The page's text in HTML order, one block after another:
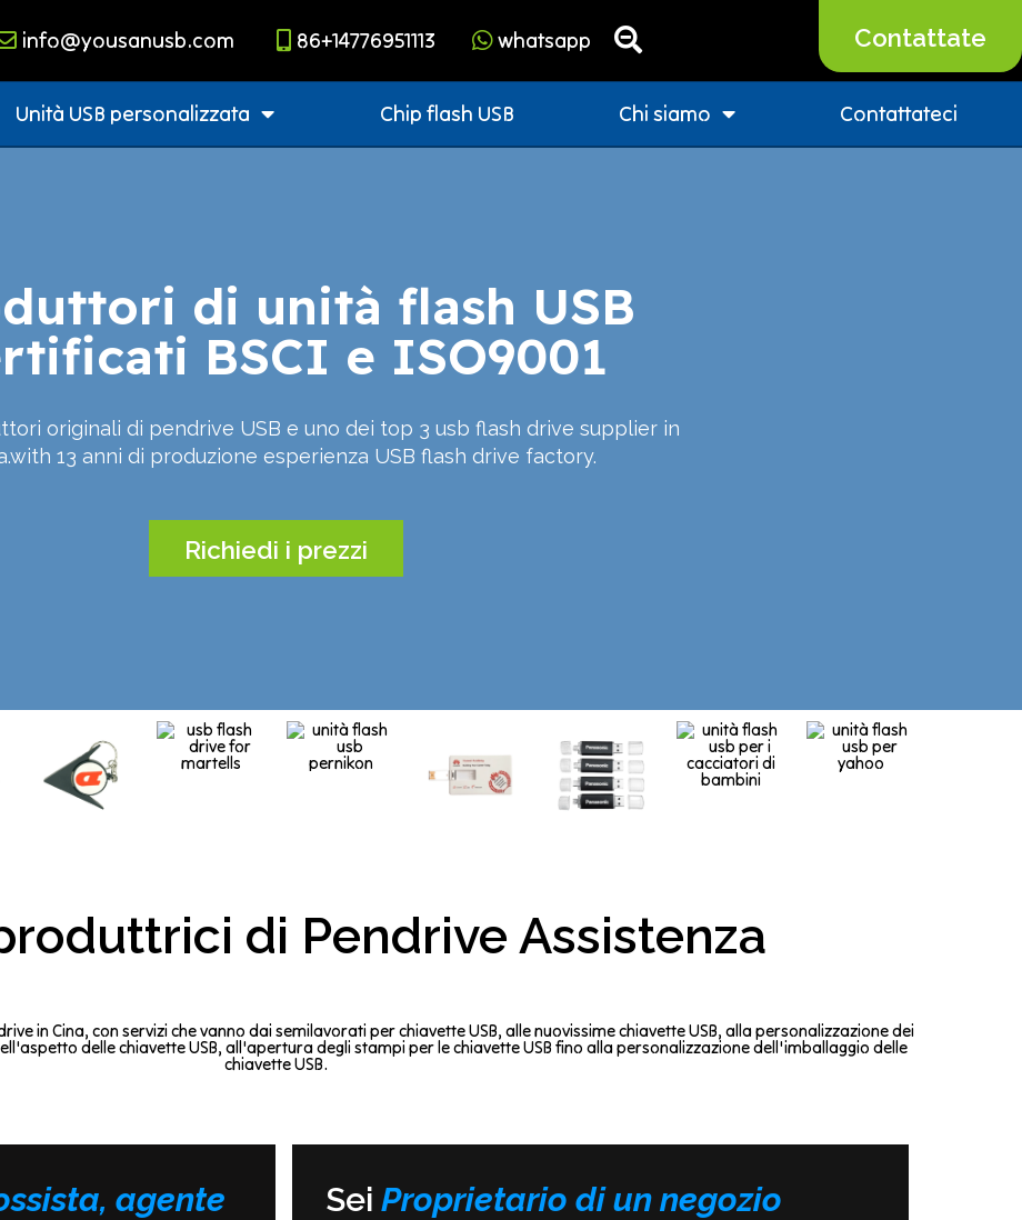
info@yousanusb.com 86+14776951113 whatsapp Contattate
Unità USB personalizzata Chip flash USB Chi siamo Contattateci
di unità flash USB
BSCI e ISO9001
originali di pendrive USB e uno dei top 3 usb flash drive supplier in
13 anni di produzione esperienza USB flash drive factory.
Richiedi i prezzi
di Pendrive Assistenza
in Cina, con servizi che vanno dai semilavorati per chiavette USB, alle nuovissime chiavette USB, alla personalizzazione dei
delle chiavette USB, all'apertura degli stampi per le chiavette USB fino alla personalizzazione dell'imballaggio delle
chiavette USB.
agente
Sei Proprietario di un negozio